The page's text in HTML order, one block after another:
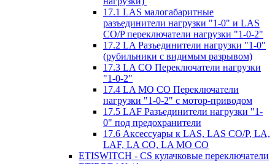
17.1 LAS малогабаритные
разъединители нагрузки "1-0" и LAS
CO/P переключатели нагрузки "1-0-2"
17.2 LA Разъединители нагрузки "1-0"
(рубильники с видимым разрывом)
17.3 LA CO Переключатели нагрузки
"1-0-2"
17.4 LA MO CO Переключатели
нагрузки "1-0-2" с мотор-приводом
17.5 LAF Разъединители нагрузки "1-
0" под предохранители
17.6 Аксессуары к LAS, LAS CO/P, LA,
LAF, LA CO, LA MO CO
ETISWITCH - CS кулачковые переключатели